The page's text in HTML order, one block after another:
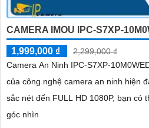
CAMERA IMOU IPC-S7XP-
1,999,000 ₫
2,299,000 ₫
Camera An Ninh IPC-S7XP-
của công nghệ camera an ninh hiện đại. Với chất lượng hình
sắc nét đến FULL HD 1080P, bạn có
góc nhìn